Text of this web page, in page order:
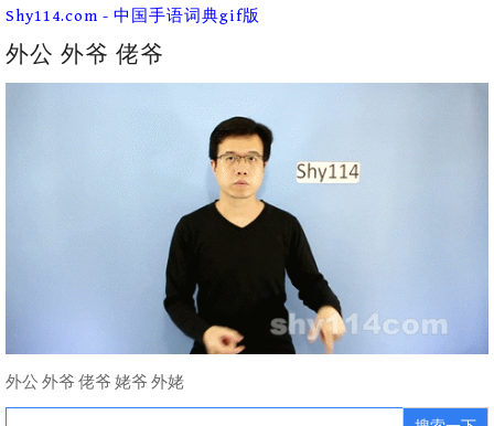
Skip
content
Shy114.com - 中国手语词典gif版
外公 外爷 佬爷
外公 外爷 佬爷 姥爷 外姥
Search